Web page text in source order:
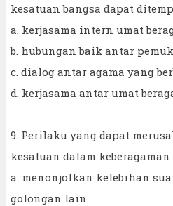
kesatuan bangsa dapat
a. kerjasama intern umat
b. hubungan baik antar
c. dialog antar agama yang
d. kerjasama antar umat
9. Perilaku yang dapat
kesatuan dalam keberagaman
a. menonjolkan kelebihan
golongan lain